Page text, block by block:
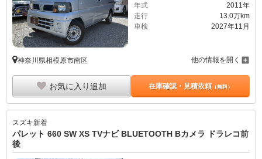
年式
2011年
走行
13.0万km
車検
2027年11月
神奈川県相模原市南区 他の情報を開く
お気に入り追加 在庫確認・見積依頼（無料）
スズキ新着
パレット 660 SW XS TVナビ BLUETOOTH Bカメラ ドラレコ前
後